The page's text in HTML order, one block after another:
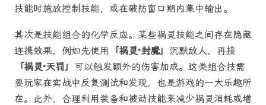
技能时施放控制技能，或在破防窗口期内集中输出。
其次是技能组合的化学反应。某些祸灵技能之间存在隐藏
连携效果，例如先使用
「祸灵·封魔」 沉默敌人，再接
「祸灵·天罚」 可以触发额外的伤害加成。这类组合技需
要玩家在实战中反复测试和发现，也是游戏的一大乐趣所
在。此外，合理利用装备和被动技能来减少祸灵消耗或增